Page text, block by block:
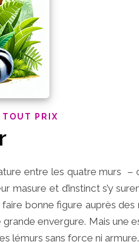
PRIX
entre les quatre murs
et d’instinct s’y
bonne figure auprès
envergure. Mais une
lémurs sans force ni